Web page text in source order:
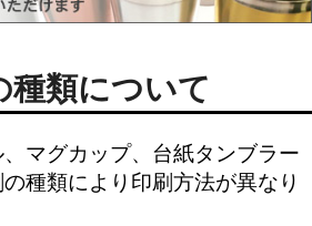
種類について
マグカップ、台紙タンブラー
種類により印刷方法が異なり